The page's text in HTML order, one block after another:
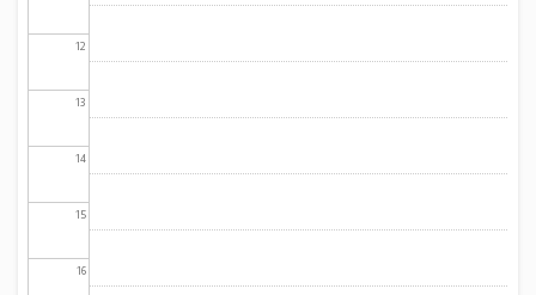
12
13
14
15
16